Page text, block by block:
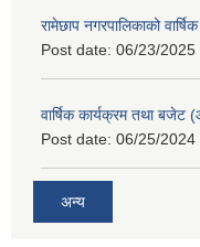
रामेछाप नगरपालिकाको
Post date: 06/23/2025
वार्षिक कार्यक्रम तथा
Post date: 06/25/2024
अन्य